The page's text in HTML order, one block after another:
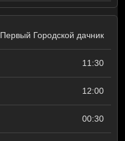
Первый Городской дачник
11:30
12:00
00:30